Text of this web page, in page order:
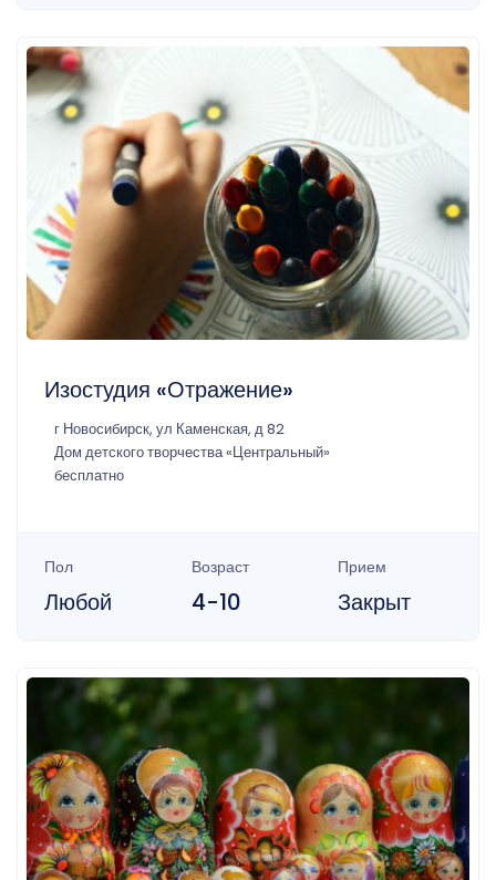
Изостудия «Отражение»
г Новосибирск, ул Каменская, д 82
Дом детского творчества «Центральный»
бесплатно
Пол
Любой
Возраст
4-10
Прием
Закрыт